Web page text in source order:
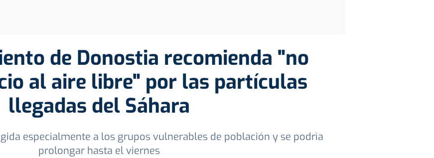
de Donostia recomienda "no
al aire libre" por las partículas
llegadas del Sáhara
especialmente a los grupos vulnerables de población y se podrìa
prolongar hasta el viernes